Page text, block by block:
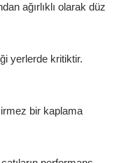
ağırlıklı olarak düz
yerlerde kritiktir.
bir kaplama